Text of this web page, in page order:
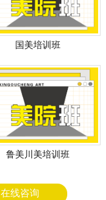
国美培训班
鲁美川美培训班
在线咨询